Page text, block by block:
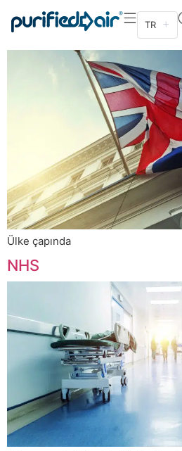
TR
Kraliyet Hükümeti
Ülke çapında
NHS